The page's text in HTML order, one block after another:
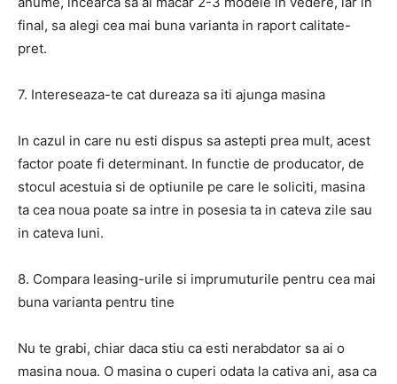
final, sa alegi cea mai buna varianta in raport calitate-
pret.
7. Intereseaza-te cat dureaza sa iti ajunga masina
In cazul in care nu esti dispus sa astepti prea mult, acest
factor poate fi determinant. In functie de producator, de
stocul acestuia si de optiunile pe care le soliciti, masina
ta cea noua poate sa intre in posesia ta in cateva zile sau
in cateva luni.
8. Compara leasing-urile si imprumuturile pentru cea mai
buna varianta pentru tine
Nu te grabi, chiar daca stiu ca esti nerabdator sa ai o
masina noua. O masina o cuperi odata la cativa ani, asa ca